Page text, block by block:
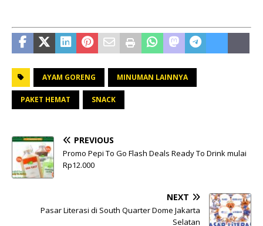
AYAM GORENG MINUMAN LAINNYA
PAKET HEMAT SNACK
PREVIOUS
Promo Pepi To Go Flash Deals Ready To Drink mulai
Rp12.000
NEXT
Pasar Literasi di South Quarter Dome Jakarta
Selatan